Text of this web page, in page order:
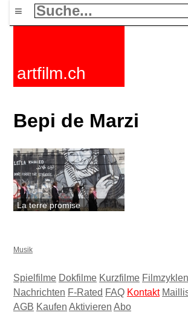
≡
artfilm.ch
Bepi de Marzi
La terre promise
Musik
Spielfilme Dokfilme Kurzfilme Filmzyklen
Nachrichten F-Rated FAQ Kontakt
AGB Kaufen Aktivieren Abo